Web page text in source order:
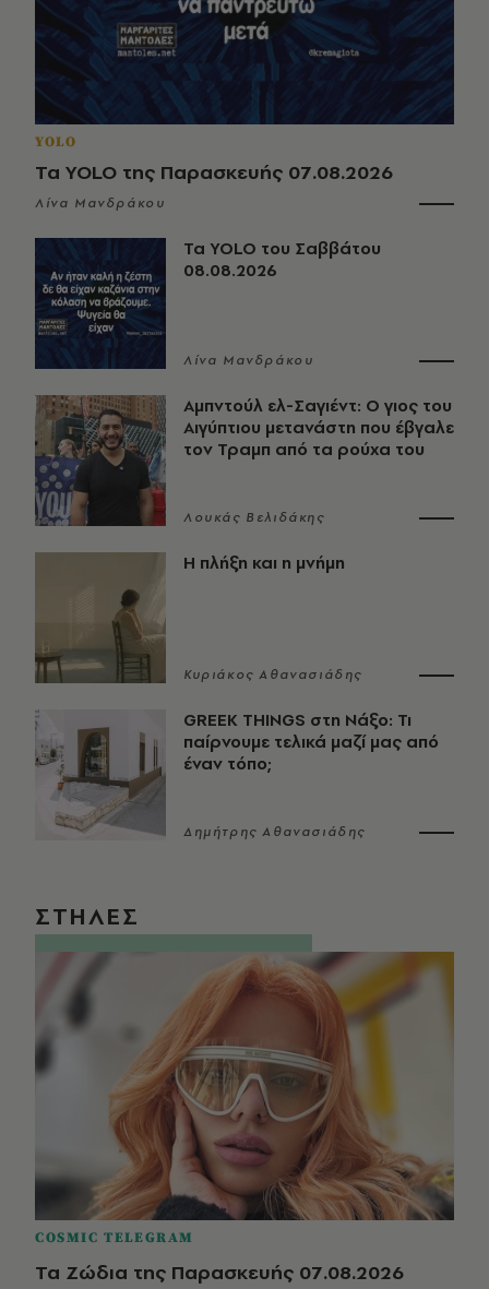
YOLO
Τα YOLO της Παρασκευής 07.08.2026
Λίνα Μανδράκου
Τα YOLO του Σαββάτου
08.08.2026
Λίνα Μανδράκου
Αμπντούλ ελ-Σαγιέντ: Ο γιος του
Αιγύπτιου μετανάστη που έβγαλε
τον Τραμπ από τα ρούχα του
Λουκάς Βελιδάκης
Η πλήξη και η μνήμη
Κυριάκος Αθανασιάδης
GREEK THINGS στη Νάξο: Τι
παίρνουμε τελικά μαζί μας από
έναν τόπο;
Δημήτρης Αθανασιάδης
ΣΤΗΛΕΣ
COSMIC TELEGRAM
Τα Ζώδια της Παρασκευής 07.08.2026